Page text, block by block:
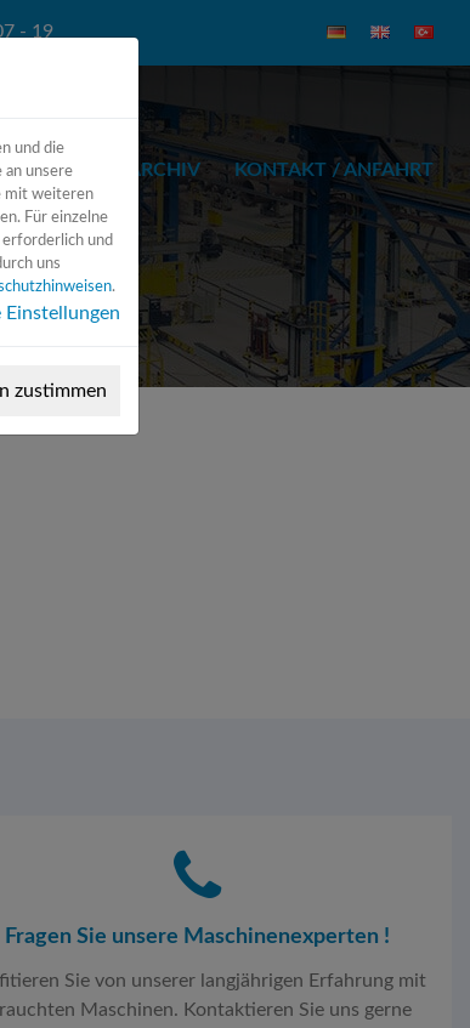
- 19
ZUBEHÖR ARCHIV KONTAKT / ANFAHRT
Fragen Sie unsere Maschinenexperten !
Sie von unserer langjährigen Erfahrung mit
Maschinen. Kontaktieren Sie uns gerne
und die
an unsere
mit weiteren
Für einzelne
und
uns
.
Einstellungen
zustimmen